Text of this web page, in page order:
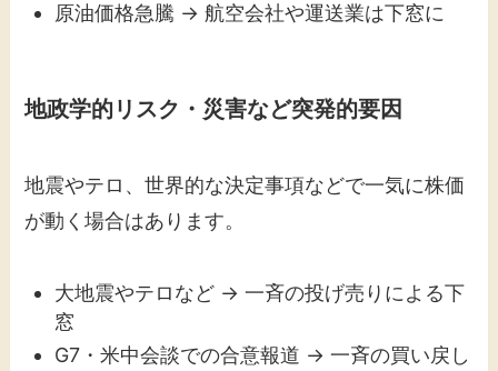
原油価格急騰 → 航空会社や運送業は下窓に
地政学的リスク・災害など突発的要因
地震やテロ、世界的な決定事項などで一気に株価
が動く場合はあります。
大地震やテロなど → 一斉の投げ売りによる下
窓
G7・米中会談での合意報道 → 一斉の買い戻し